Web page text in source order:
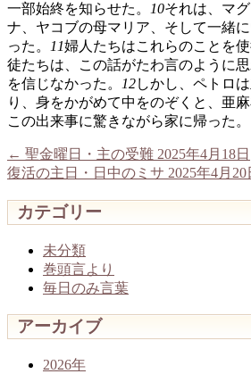
一部始終を知らせた。
10それは、マ
ナ、ヤコブの母マリア、そして一緒
った。
11婦人たちはこれらのことを
徒たちは、この話がたわ言のように
を信じなかった。
12しかし、ペトロ
り、身をかがめて中をのぞくと、亜
この出来事に驚きながら家に帰った。
← 聖金曜日・主の受難 2025年4月18日
復活の主日・日中のミサ 2025年4月20
カテゴリー
未分類
巻頭言より
毎日のみ言葉
アーカイブ
2026年